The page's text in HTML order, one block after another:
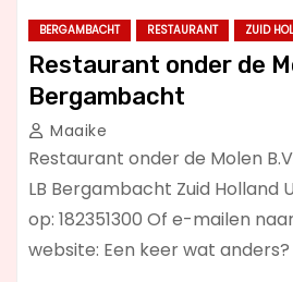
BERGAMBACHT RESTAURANT ZUID
Restaurant onder de
Bergambacht
Maaike
Restaurant onder de Molen
LB Bergambacht Zuid Holland
op: 182351300 Of e-mailen
website: Een keer wat anders?